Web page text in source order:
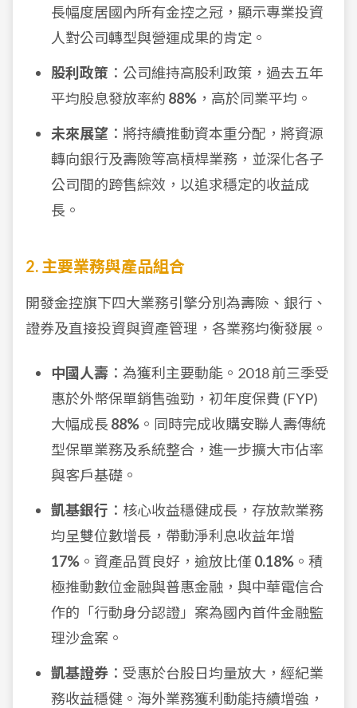
長幅度居國內所有金控之冠，顯示專業投資
人對公司轉型與營運成果的肯定。
股利政策 ：公司維持高股利政策，過去五年
平均股息發放率約 88% ，高於同業平均。
未來展望 ：將持續推動資本重分配，將資源
轉向銀行及壽險等高槓桿業務，並深化各子
公司間的跨售綜效，以追求穩定的收益成
長。
2. 主要業務與產品組合
開發金控旗下四大業務引擎分別為壽險、銀行、
證券及直接投資與資產管理，各業務均衡發展。
中國人壽 ：為獲利主要動能。2018 前三季受
惠於外幣保單銷售強勁，初年度保費 (FYP)
大幅成長 88% 。同時完成收購安聯人壽傳統
型保單業務及系統整合，進一步擴大市佔率
與客戶基礎。
凱基銀行 ：核心收益穩健成長，存放款業務
均呈雙位數增長，帶動淨利息收益年增
17% 。資產品質良好，逾放比僅0.18% 。積
極推動數位金融與普惠金融，與中華電信合
作的「行動身分認證」案為國內首件金融監
理沙盒案。
凱基證券 ：受惠於台股日均量放大，經紀業
務收益穩健。海外業務獲利動能持續增強，